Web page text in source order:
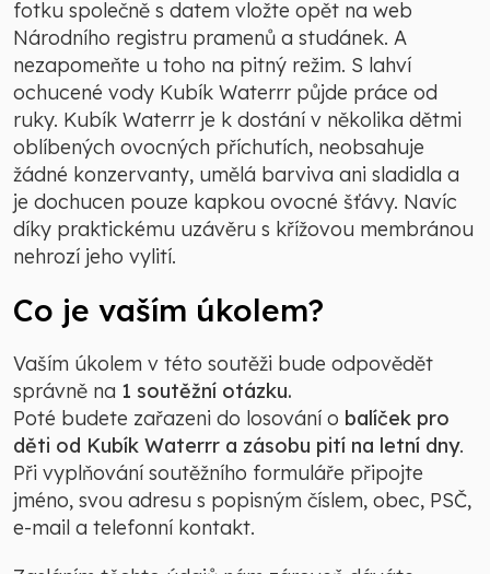
fotku společně s datem vložte opět na web
Národního registru pramenů a studánek. A
nezapomeňte u toho na pitný režim. S lahví
ochucené vody Kubík Waterrr půjde práce od
ruky. Kubík Waterrr je k dostání v několika dětmi
oblíbených ovocných příchutích, neobsahuje
žádné konzervanty, umělá barviva ani sladidla a
je dochucen pouze kapkou ovocné šťávy. Navíc
díky praktickému uzávěru s křížovou membránou
nehrozí jeho vylití.
Co je vaším úkolem?
Vaším úkolem v této soutěži bude odpovědět
správně na 1 soutěžní otázku.
Poté budete zařazeni do losování o balíček pro
děti od Kubík Waterrr a zásobu pití na letní dny.
Při vyplňování soutěžního formuláře připojte
jméno, svou adresu s popisným číslem, obec, PSČ,
e-mail a telefonní kontakt.